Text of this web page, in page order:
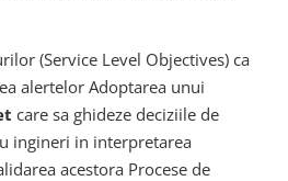
(Service Level Objectives) ca
alertelor Adoptarea unui
care sa ghideze deciziile de
ingineri in interpretarea
acestora Procese de